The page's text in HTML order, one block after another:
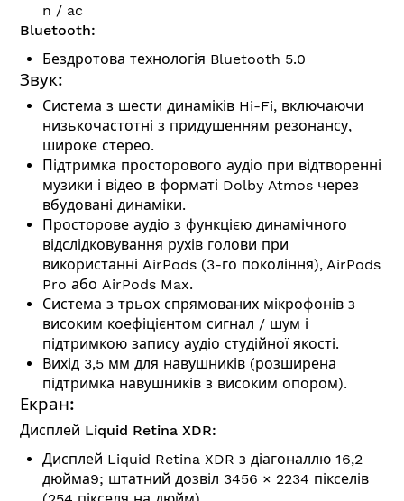
n / ac
Bluetooth:
Бездротова технологія Bluetooth 5.0
Звук:
Система з шести динаміків Hi-Fi, включаючи
низькочастотні з придушенням резонансу,
широке стерео.
Підтримка просторового аудіо при відтворенні
музики і відео в форматі Dolby Atmos через
вбудовані динаміки.
Просторове аудіо з функцією динамічного
відслідковування рухів голови при
використанні AirPods (3-го покоління), AirPods
Pro або AirPods Max.
Система з трьох спрямованих мікрофонів з
високим коефіцієнтом сигнал / шум і
підтримкою запису аудіо студійної якості.
Вихід 3,5 мм для навушників (розширена
підтримка навушників з високим опором).
Екран:
Дисплей Liquid Retina XDR:
Дисплей Liquid Retina XDR з діагоналлю 16,2
дюйма9; штатний дозвіл 3456 × 2234 пікселів